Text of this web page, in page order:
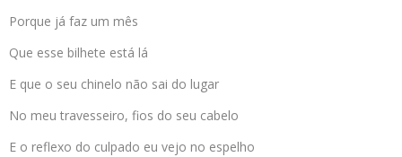
Porque já faz um mês
Que esse bilhete está lá
E que o seu chinelo não sai do lugar
No meu travesseiro, fios do seu cabelo
E o reflexo do culpado eu vejo no espelho